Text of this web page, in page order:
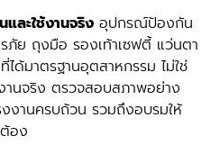
ละใช้งานจริง อุปกรณ์ป้องกัน
ภัย ถุงมือ รองเท้าเซฟตี้ แว่นตา
ด้มาตรฐานอุตสาหกรรม ไม่ใช่
านจริง ตรวจสอบสภาพอย่าง
งานครบถ้วน รวมถึงอบรมให้
อง